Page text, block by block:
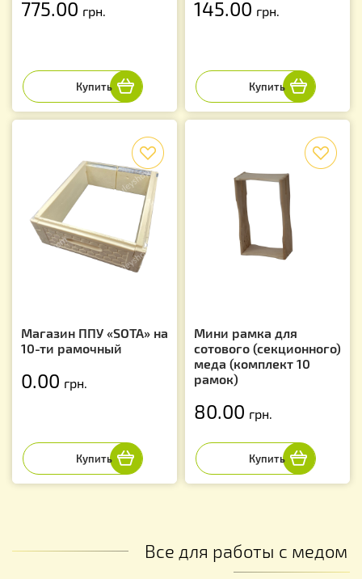
775.00 грн. 145.00 грн.
Магазин ППУ «SOTA» на
10-ти рамочный
0.00 грн.
Мини рамка для
сотового (секционного)
меда (комплект 10
рамок)
80.00 грн.
Все для работы с медом